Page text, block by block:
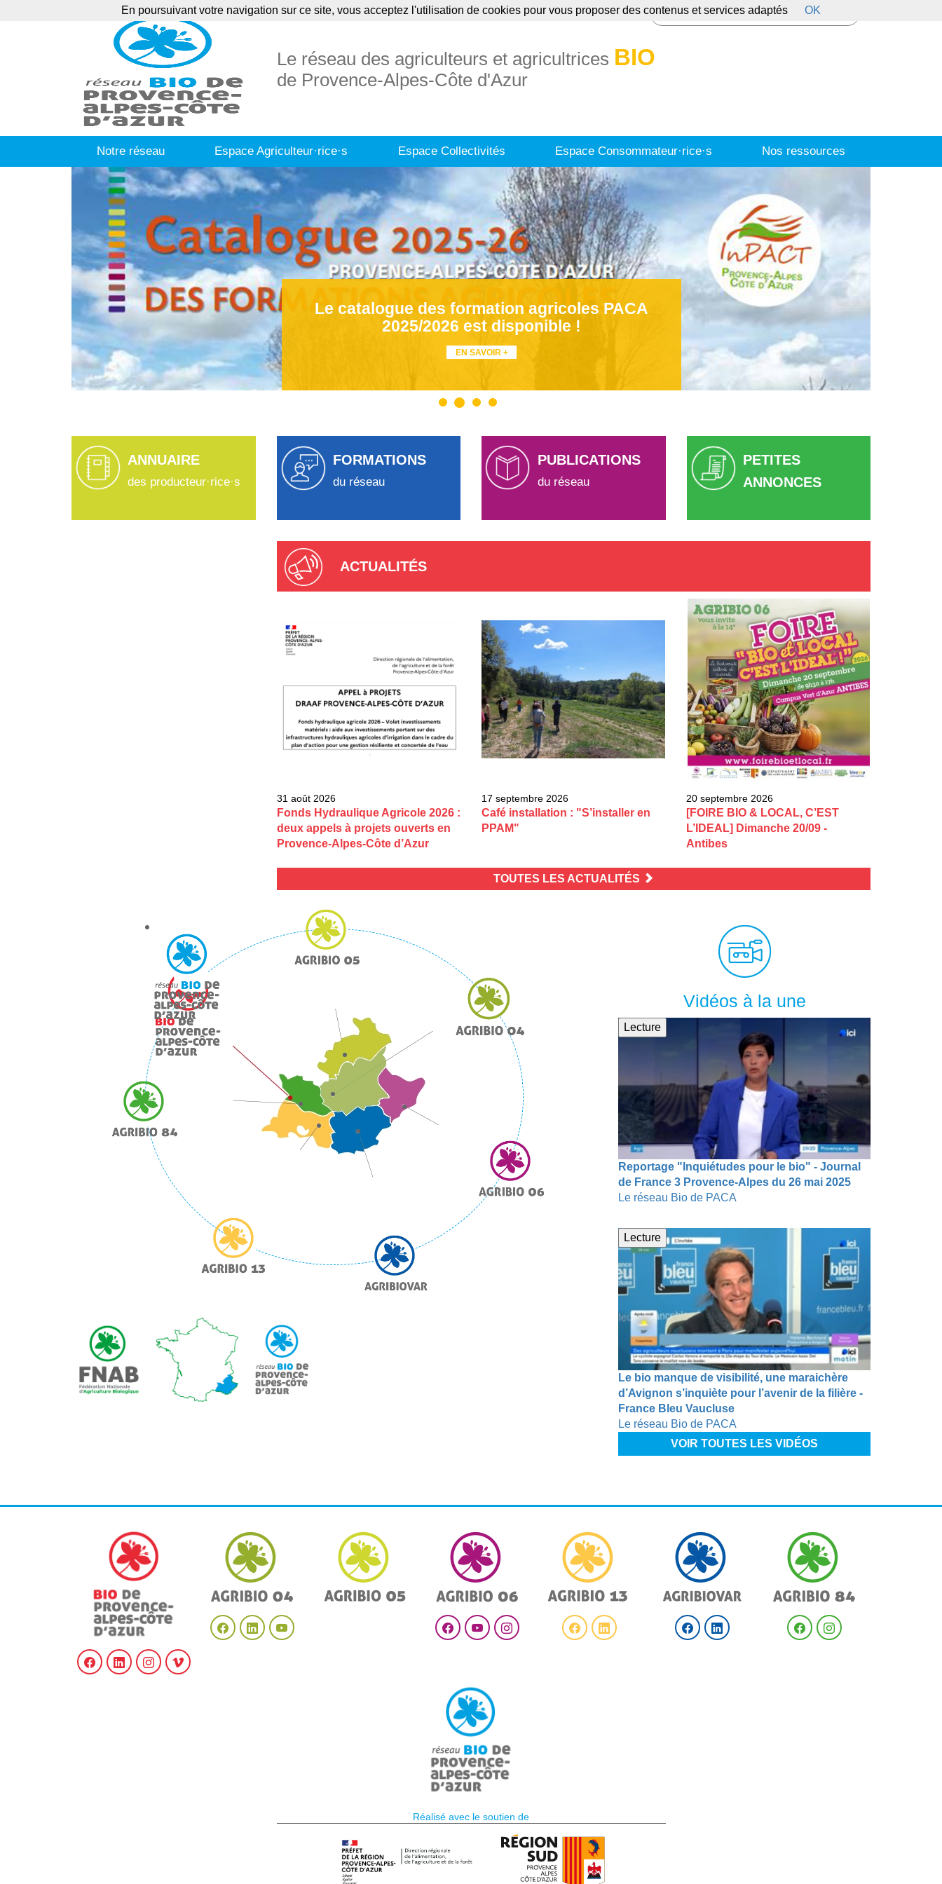
Agenda Annuaire Annonces Formations Publications
Le réseau des agriculteurs et agricultrices BIO
de Provence-Alpes-Côte d'Azur
Notre réseau Espace Agriculteur·rice·s Espace Collectivités Espace Consommateur·rice·s Nos ressources
Le catalogue des formation agricoles PACA
2025/2026 est disponible !
EN SAVOIR +
ANNUAIRE
des producteur·rice·s
FORMATIONS
du réseau
PUBLICATIONS
du réseau
PETITES
ANNONCES
ACTUALITÉS
31 août 2026
Fonds Hydraulique Agricole 2026 :
deux appels à projets ouverts en
Provence-Alpes-Côte d’Azur
17 septembre 2026
Café installation : "S’installer en
PPAM"
20 septembre 2026
[FOIRE BIO & LOCAL, C’EST
L’IDEAL] Dimanche 20/09 -
Antibes
TOUTES LES ACTUALITÉS
Vidéos à la une
Lecture
Reportage "Inquiétudes pour le bio" - Journal
de France 3 Provence-Alpes du 26 mai 2025
Le réseau Bio de PACA
Lecture
Le bio manque de visibilité, une maraichère
d’Avignon s’inquiète pour l’avenir de la filière -
France Bleu Vaucluse
Le réseau Bio de PACA
VOIR TOUTES LES VIDÉOS
Réalisé avec le soutien de
En poursuivant votre navigation sur ce site, vous acceptez l'utilisation de cookies pour vous proposer des contenus et services adaptés OK